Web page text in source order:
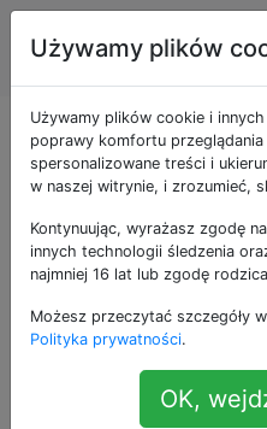
w domu
Czy
sposób
120
Chcę
internetowej,
niektóre
Używamy plików
Używamy plików cookie i
poprawy komfortu
spersonalizowane treści i
w naszej witrynie, i zrozumieć,
Kontynuując, wyrażasz zgodę
innych technologii śledzenia
najmniej 16 lat lub zgodę
Możesz przeczytać szczegóły
Polityka prywatności.
OK,